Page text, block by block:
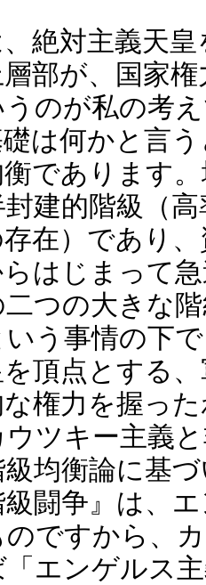
絶対主義天皇
部が、国家
のが私の考
は何かと言
であります
建的階級（
在）であり
はじまって
つの大きな
う事情の下
頂点とする
権力を握っ
ツキー主義
均衡論に基
闘争』は、
ですから、
エンゲルス